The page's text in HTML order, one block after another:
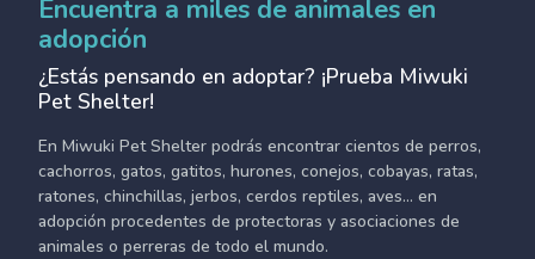
Encuentra a miles de animales en
adopción
¿Estás pensando en adoptar? ¡Prueba Miwuki
Pet Shelter!
En Miwuki Pet Shelter podrás encontrar cientos de perros,
cachorros, gatos, gatitos, hurones, conejos, cobayas, ratas,
ratones, chinchillas, jerbos, cerdos reptiles, aves... en
adopción procedentes de protectoras y asociaciones de
animales o perreras de todo el mundo.